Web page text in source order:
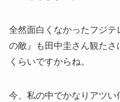
全然面白くなかったフジ
の敵』も田中圭さん観たさ
くらいですからね。
今、私の中でかなりアツい